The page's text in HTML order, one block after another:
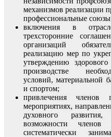
механизмов реализации
профессиональные
включения в
трехсторонние
организаций
реализацию мер по
утверждению
производстве
условий, материальной
и спортом;
привлечения
мероприятиях,
духовного
возможности
систематически